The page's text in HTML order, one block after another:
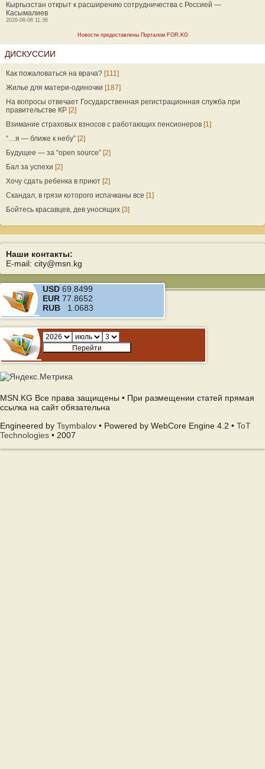
Кыргызстан открыт к расширению сотрудничества с Россией —
Касымалиев
2026-08-06 11:36
Новости предоставлены Порталом FOR.KG
ДИСКУССИИ
Как пожаловаться на врача? [111]
Жилье для матери-одиночки [187]
На вопросы отвечает Государственная регистрационная служба при
правительстве КР [2]
Взимание страховых взносов с работающих пенсионеров [1]
“…я — ближе к небу” [2]
Будущее — за “open source” [2]
Бал за успехи [2]
Хочу сдать ребенка в приют [2]
Скандал, в грязи которого испачканы все [1]
Бойтесь красавцев, дев уносящих [3]
Наши контакты:
E-mail: city@msn.kg
USD 69.8499
EUR 77.8652
RUB 1.0683
MSN.KG Все права защищены • При размещении статей прямая
ссылка на сайт обязательна
Engineered by Tsymbalov • Powered by WebCore Engine 4.2 • ToT
Technologies • 2007